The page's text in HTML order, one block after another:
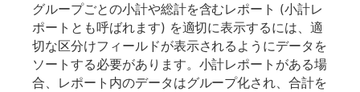
グループごとの小計や総計を含むレポート (小計レ
ポートとも呼ばれます) を適切に表示するには、適
切な区分けフィールドが表示されるようにデータを
ソートする必要があります。小計レポートがある場
合、レポート内のデータはグループ化され、合計を